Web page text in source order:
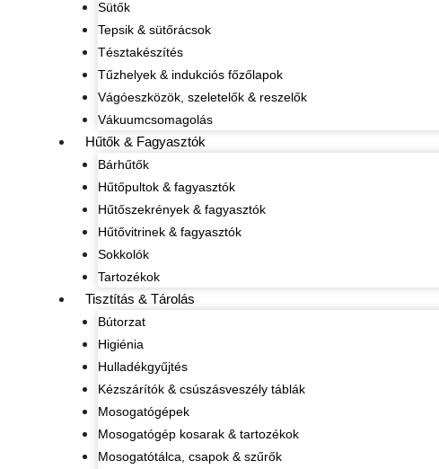
Sütők
Tepsik & sütőrácsok
Tésztakészítés
Tűzhelyek & indukciós főzőlapok
Vágóeszközök, szeletelők & reszelők
Vákuumcsomagolás
Hűtők & Fagyasztók
Bárhűtők
Hűtőpultok & fagyasztók
Hűtőszekrények & fagyasztók
Hűtővitrinek & fagyasztók
Sokkolók
Tartozékok
Tisztítás & Tárolás
Bútorzat
Higiénia
Hulladékgyűjtés
Kézszárítók & csúszásveszély táblák
Mosogatógépek
Mosogatógép kosarak & tartozékok
Mosogatótálca, csapok & szűrők